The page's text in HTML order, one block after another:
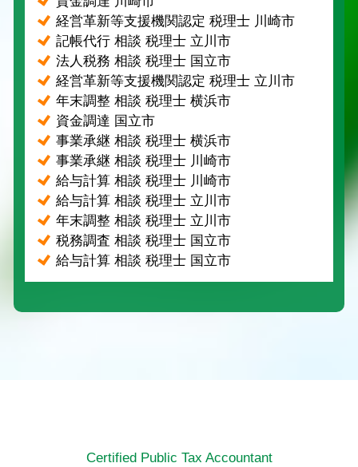
経営革新等支援機関認定 税理士 川崎市
記帳代行 相談 税理士 立川市
法人税務 相談 税理士 国立市
経営革新等支援機関認定 税理士 立川市
年末調整 相談 税理士 横浜市
資金調達 国立市
事業承継 相談 税理士 横浜市
事業承継 相談 税理士 川崎市
給与計算 相談 税理士 川崎市
給与計算 相談 税理士 立川市
年末調整 相談 税理士 立川市
税務調査 相談 税理士 国立市
給与計算 相談 税理士 国立市
Certified Public Tax Accountant